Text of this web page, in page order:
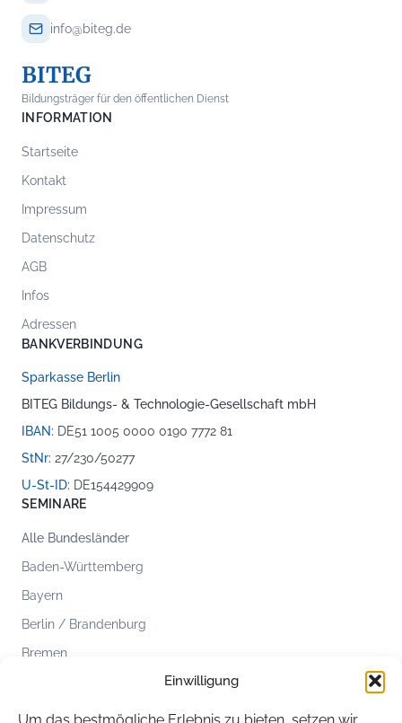
Einwilligung
info@biteg.de
BITEG
Bildungsträger für den öffentlichen Dienst
INFORMATION
Startseite
Kontakt
Impressum
Datenschutz
AGB
Infos
Adressen
BANKVERBINDUNG
Sparkasse Berlin
BITEG Bildungs- & Technologie-Gesellschaft mbH
IBAN: DE51 1005 0000 0190 7772 81
StNr: 27/230/50277
U-St-ID: DE154429909
SEMINARE
Alle Bundesländer
Baden-Württemberg
Bayern
Berlin / Brandenburg
Bremen